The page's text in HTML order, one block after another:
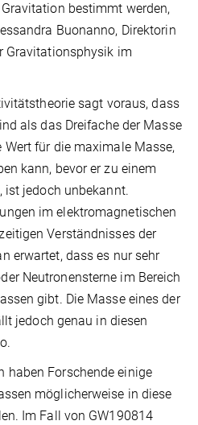
bestimmt werden,
Buonanno, Direktorin
Gravitationsphysik im
sagt voraus, dass
als das Dreifache der Masse
Wert für die maximale Masse,
kann, bevor er zu einem
ist jedoch unbekannt.
im elektromagnetischen
Verständnisses der
erwartet, dass es nur sehr
Neutronensterne im Bereich
gibt. Die Masse eines der
jedoch genau in diesen
haben Forschende einige
möglicherweise in diese
Im Fall von GW190814